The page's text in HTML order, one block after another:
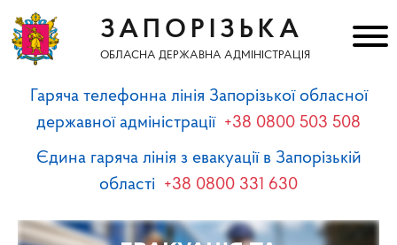
ЗАПОРІЗЬКА
ОБЛАСНА ДЕРЖАВНА АДМІНІСТРАЦІЯ
Гаряча телефонна лінія Запорізької обласної
державної адміністрації +38 0800 503 508
Єдина гаряча лінія з евакуації в Запорізькій
області +38 0800 331 630